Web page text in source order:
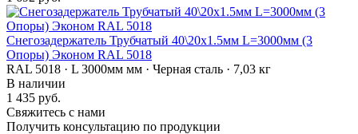
Снегозадержатель Трубчатый 40\20х1.5мм L=3000мм (3
Опоры) Эконом RAL 5018
RAL 5018 · L 3000мм мм · Черная сталь · 7,03 кг
В наличии
1 435 руб.
Свяжитесь с нами
Получить консультацию по продукции